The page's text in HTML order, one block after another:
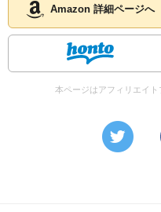
1968年に北九州で起こっ
製造過程で混入したPCB
発疹、内臓の異常、神経
この時に、体内に蓄積し
為に有効だったのが断食
Amazon 詳細ページへ
本ページはアフィリエイ